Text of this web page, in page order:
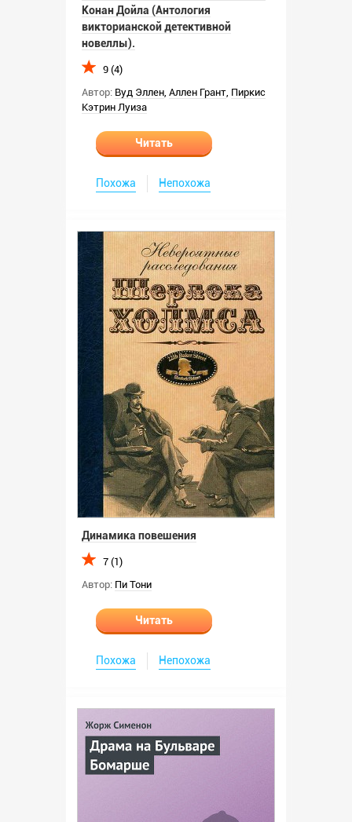
Конан Дойла (Антология
викторианской детективной
новеллы).
9 (4)
Автор: Вуд Эллен, Аллен Грант, Пиркис
Кэтрин Луиза
Читать
Похожа Непохожа
Динамика повешения
7 (1)
Автор: Пи Тони
Читать
Похожа Непохожа